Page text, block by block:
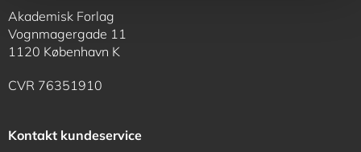
Akademisk Forlag
Vognmagergade 11
1120 København K
CVR 76351910
Kontakt kundeservice